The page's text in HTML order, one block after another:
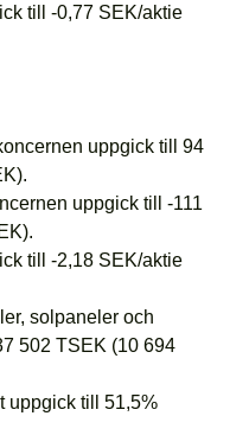
till -0,77 SEK/aktie
uppgick till 94
uppgick till -111
till -2,18 SEK/aktie
solpaneler och
502 TSEK (10 694
uppgick till 51,5%